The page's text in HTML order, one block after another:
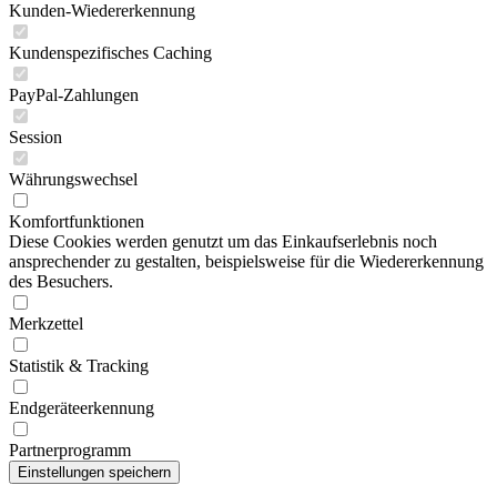
Kunden-Wiedererkennung
Kundenspezifisches Caching
PayPal-Zahlungen
Session
Währungswechsel
Komfortfunktionen
Diese Cookies werden genutzt um das Einkaufserlebnis noch
ansprechender zu gestalten, beispielsweise für die Wiedererkennung
des Besuchers.
Merkzettel
Statistik & Tracking
Endgeräteerkennung
Partnerprogramm